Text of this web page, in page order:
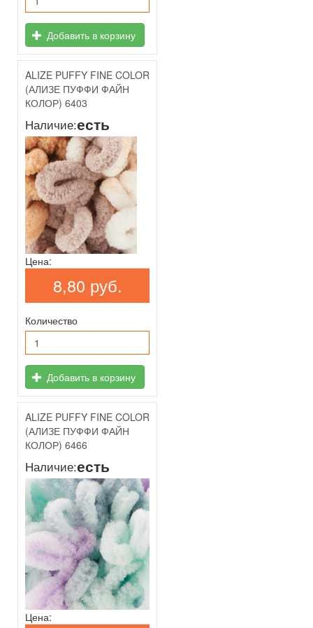
Добавить в корзину
ALIZE PUFFY FINE COLOR
(АЛИЗЕ ПУФФИ ФАЙН
КОЛОР) 6403
Наличие:есть
Цена:
8,80 руб.
Количество
Добавить в корзину
ALIZE PUFFY FINE COLOR
(АЛИЗЕ ПУФФИ ФАЙН
КОЛОР) 6466
Наличие:есть
Цена: